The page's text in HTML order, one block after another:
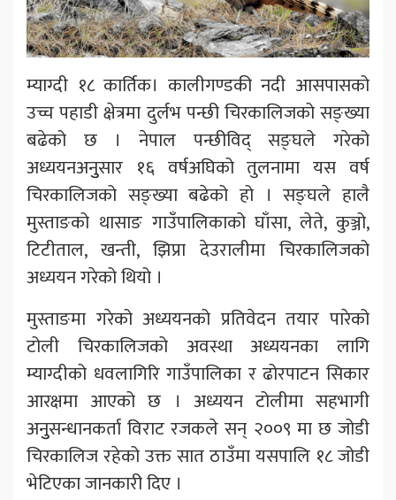
म्याग्दी १८ कार्तिक। कालीगण्डकी नदी आसपासको
उच्च पहाडी क्षेत्रमा दुर्लभ पन्छी चिरकालिजको सङ्ख्या
बढेको छ । नेपाल पन्छीविद् सङ्घले गरेको
अध्ययनअनुुसार १६ वर्षअघिको तुलनामा यस वर्ष
चिरकालिजको सङ्ख्या बढेको हो । सङ्घले हालै
मुस्ताङको थासाङ गाउँपालिकाको घाँसा, लेते, कुञ्जो,
टिटीताल, खन्ती, झिप्रा देउरालीमा चिरकालिजको
अध्ययन गरेको थियो ।
मुस्ताङमा गरेको अध्ययनको प्रतिवेदन तयार पारेको
टोली चिरकालिजको अवस्था अध्ययनका लागि
म्याग्दीको धवलागिरि गाउँपालिका र ढोरपाटन सिकार
आरक्षमा आएको छ । अध्ययन टोलीमा सहभागी
अनुुसन्धानकर्ता विराट रजकले सन् २००९ मा छ जोडी
चिरकालिज रहेको उक्त सात ठाउँमा यसपालि १८ जोडी
भेटिएका जानकारी दिए ।